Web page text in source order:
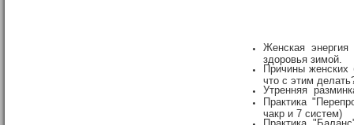
Женская
здоровья зимой.
Причины
что с этим
Утренняя
Практика
чакр и 7 систем)